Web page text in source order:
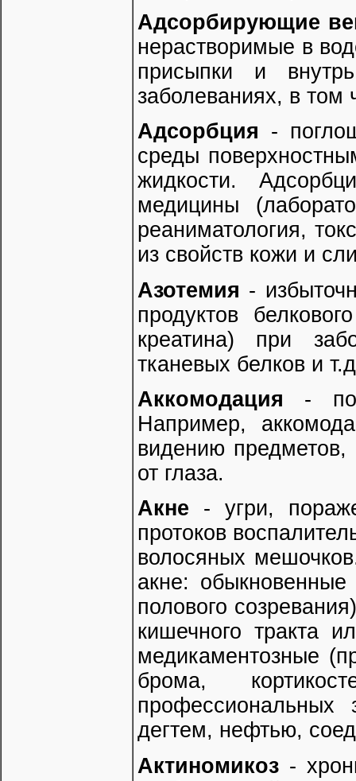
Адсорбирующие
нерастворимые в
присыпки и
заболеваниях, в том
Адсорбция -
среды
жидкости.
медицины
реаниматология,
из свойств кожи и
Азотемия -
продуктов
креатина) при
тканевых белков и
Аккомодация -
Например,
видению предметов,
от глаза.
Акне - угри,
протоков
волосяных
акне:
полового
кишечного тракта
медикаментозные
брома,
профессиональных
дегтем, нефтью,
Актиномикоз -